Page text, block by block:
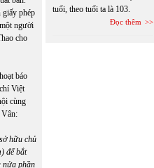
giấy phép
người
cho
báo
Việt
cùng
Vân:
hữu chủ
để bắt
nửa phần
tuổi, theo tuổi ta là 103.
Đọc thêm